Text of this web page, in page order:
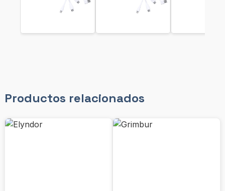
Productos relacionados